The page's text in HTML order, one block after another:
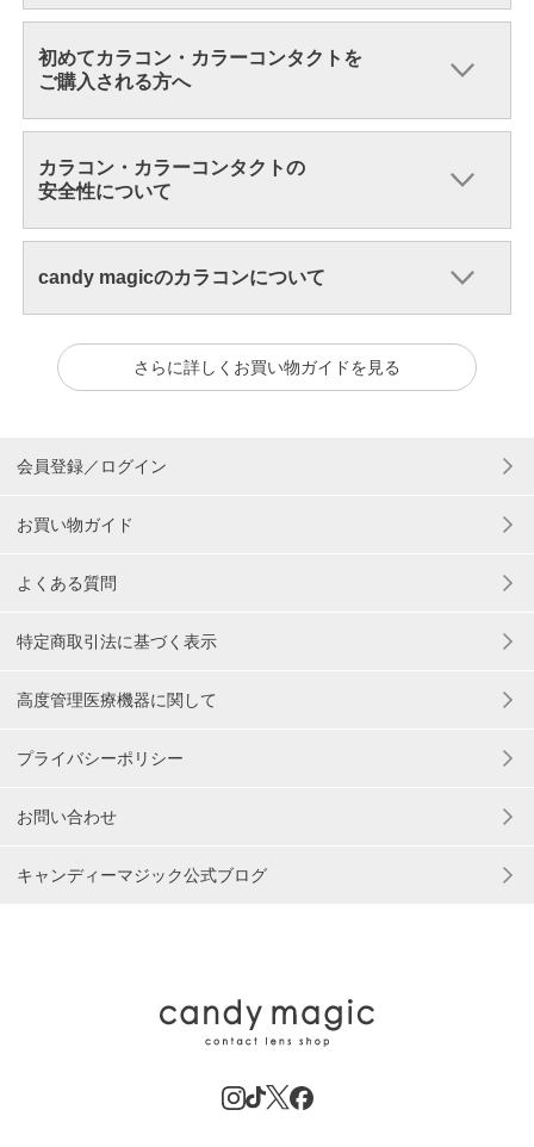
初めてカラコン・カラーコンタクトを
ご購入される方へ
カラコン・カラーコンタクトの
安全性について
candy magicのカラコンについて
さらに詳しくお買い物ガイドを見る
会員登録／ログイン
お買い物ガイド
よくある質問
特定商取引法に基づく表示
高度管理医療機器に関して
プライバシーポリシー
お問い合わせ
キャンディーマジック公式ブログ